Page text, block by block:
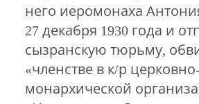
него иеромонаха
27 декабря 1930 года и
сызранскую тюрьму,
«членстве в к/р
монархической